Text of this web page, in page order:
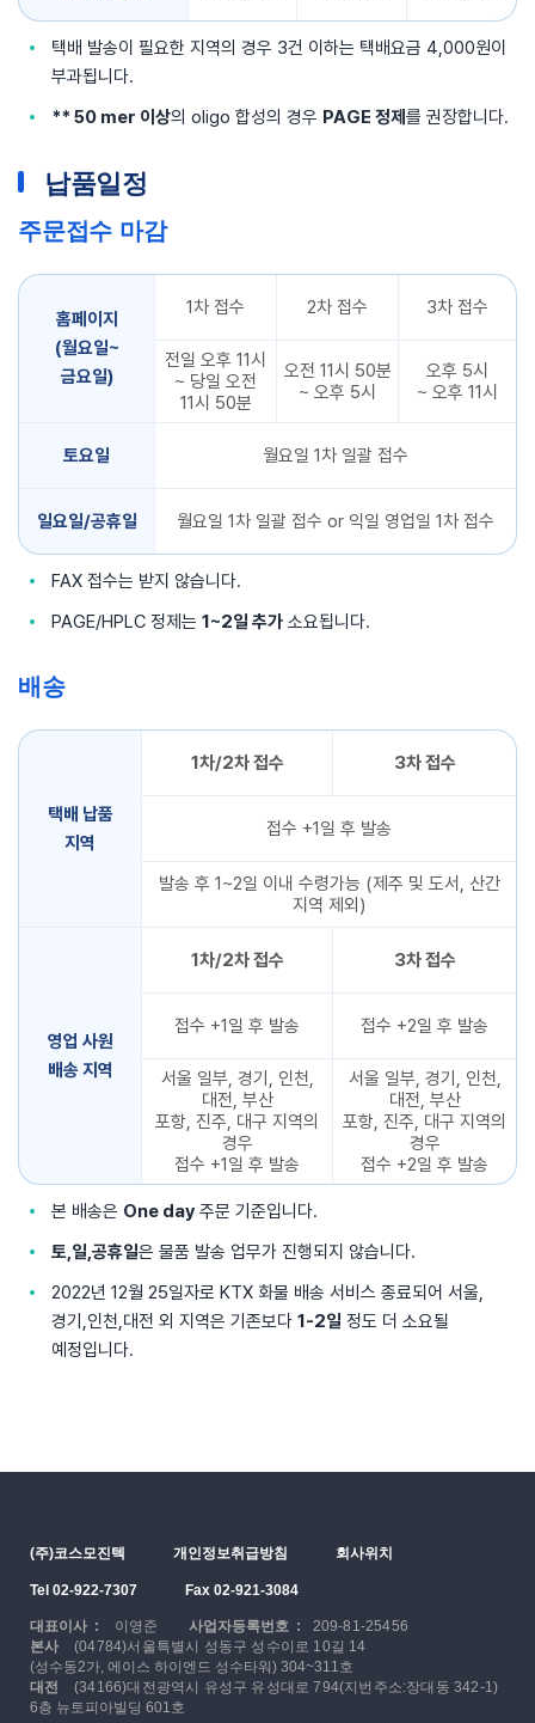
택배 발송이 필요한 지역의 경우 3건 이하는 택배요금 4,000원이
부과됩니다.
** 50 mer 이상의 oligo 합성의 경우 PAGE 정제 를 권장합니다.
납품일정
주문접수 마감
홈페이지
(월요일~
금요일)
1차 접수 2차 접수 3차 접수
전일 오후 11시
~ 당일 오전
11시 50분
오전 11시 50분
~ 오후 5시
오후 5시
~ 오후 11시
토요일 월요일 1차 일괄 접수
일요일/공휴일 월요일 1차 일괄 접수 or 익일 영업일 1차 접수
FAX 접수는 받지 않습니다.
PAGE/HPLC 정제는 1~2일 추가 소요됩니다.
배송
택배 납품
지역
1차/2차 접수 3차 접수
접수 +1일 후 발송
발송 후 1~2일 이내 수령가능 (제주 및 도서, 산간
지역 제외)
영업 사원
배송 지역
1차/2차 접수 3차 접수
접수 +1일 후 발송 접수 +2일 후 발송
서울 일부, 경기, 인천,
대전, 부산
포항, 진주, 대구 지역의
경우
접수 +1일 후 발송
서울 일부, 경기, 인천,
대전, 부산
포항, 진주, 대구 지역의
경우
접수 +2일 후 발송
본 배송은 One day 주문 기준입니다.
토,일,공휴일은 물품 발송 업무가 진행되지 않습니다.
2022년 12월 25일자로 KTX 화물 배송 서비스 종료되어 서울,
경기,인천,대전 외 지역은 기존보다 1-2일 정도 더 소요될
예정입니다.
(주)코스모진텍 개인정보취급방침 회사위치
Tel 02-922-7307 Fax 02-921-3084
대표이사 : 이영준 사업자등록번호 :
209-81-25456
본사
(04784)서울특별시 성동구 성수이로 10길 14
(성수동2가, 에이스 하이엔드 성수타워) 304~311호
대전
(34166)대전광역시 유성구 유성대로 794(지번주소:장대동 342-1)
6층 뉴토피아빌딩 601호